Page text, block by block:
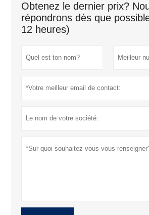
Obtenez le dernier prix?
répondrons dès que
12 heures)